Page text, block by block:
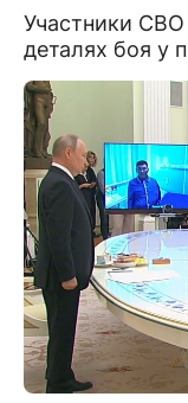
Участники СВО
деталях боя у